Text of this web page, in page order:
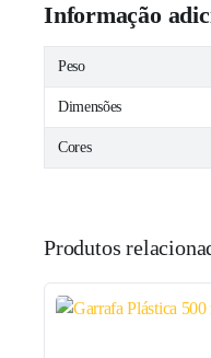
Informação
Peso
Dimensões
Cores
Produtos